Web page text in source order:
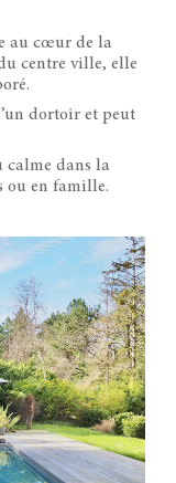
au cœur de la
centre ville, elle
dortoir et peut
calme dans la
ou en famille.